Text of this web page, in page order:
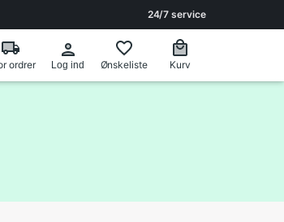
24/7 service
ordrer Log ind Ønskeliste Kurv